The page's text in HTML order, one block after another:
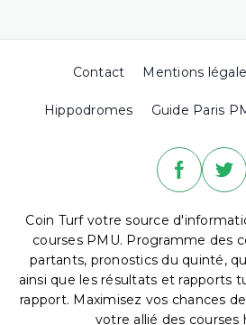
Contact Mentions
Hippodromes Guide Paris
Coin Turf votre source
courses PMU. Programme des
partants, pronostics du quinté,
ainsi que les résultats et rapports
rapport. Maximisez vos chances
votre allié des courses